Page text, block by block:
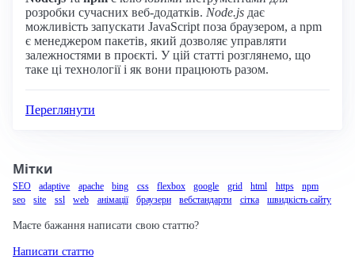
розробки сучасних веб-додатків. Node.js дає
можливість запускати JavaScript поза браузером, а npm
є менеджером пакетів, який дозволяє управляти
залежностями в проєкті. У цій статті розглянемо, що
таке ці технології і як вони працюють разом.
Переглянути
Мітки
SEO adaptive apache bing css flexbox google grid html https
npm
seo
site ssl web анімації браузери вебстандарти сітка швидкість сайту
Маєте бажання написати свою статтю?
Написати статтю